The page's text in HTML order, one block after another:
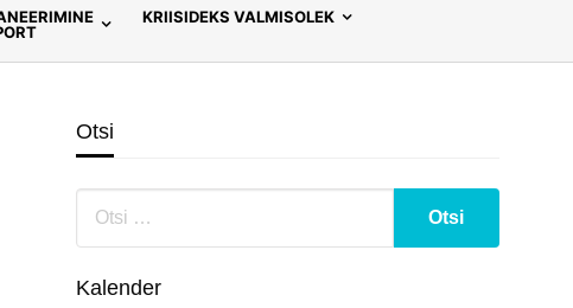
KRIISIDEKS VALMISOLEK
Otsi
Kalender